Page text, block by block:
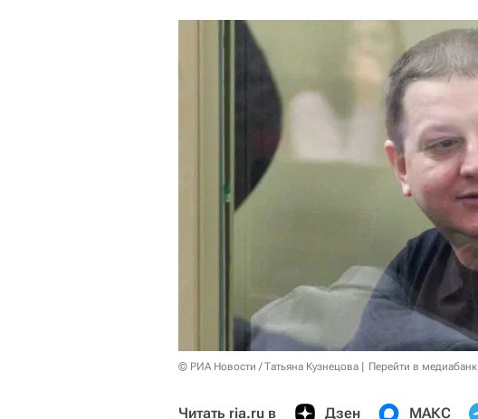
© РИА Новости / Татьяна Кузнецова Перейти в медиабанк
Читать ria.ru в Дзен МАКС